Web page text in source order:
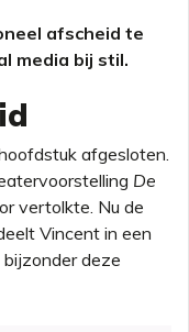
afscheid te
media bij stil.
afgesloten.
De
vertolkte. Nu de
Vincent in een
deze